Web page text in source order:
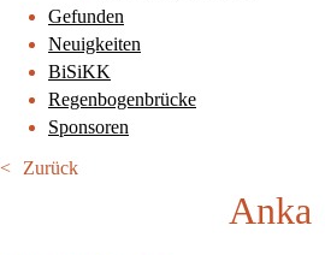
Gefunden
Neuigkeiten
BiSiKK
Regenbogenbrücke
Sponsoren
Zurück
Anka